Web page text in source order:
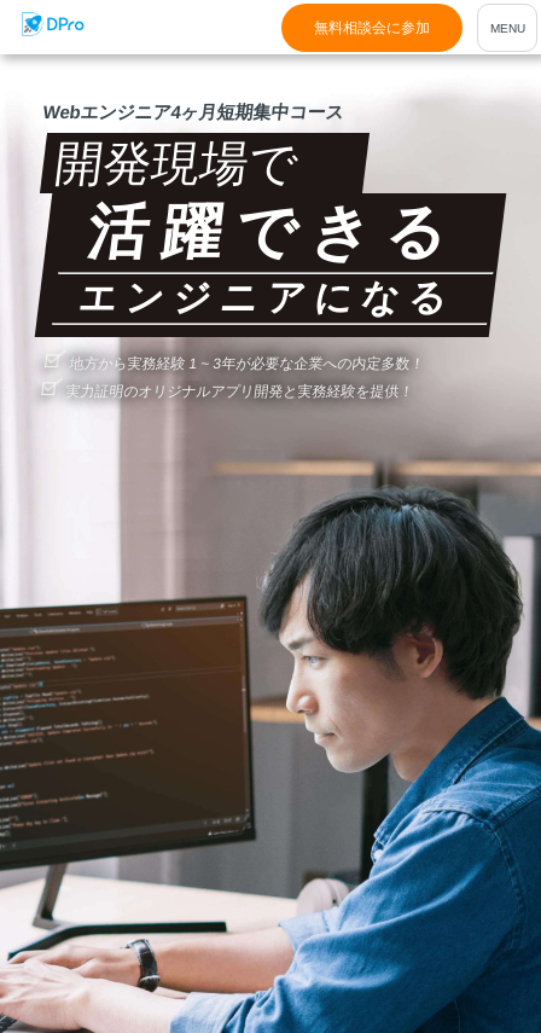
無料相談会に参加
Webエンジニア4ヶ月短期集中コース
開発現場で
活躍できる
エンジニアになる
地方から実務経験 1 ~ 3年が必要な企業への内定多数！
実力証明のオリジナルアプリ開発と実務経験を提供！